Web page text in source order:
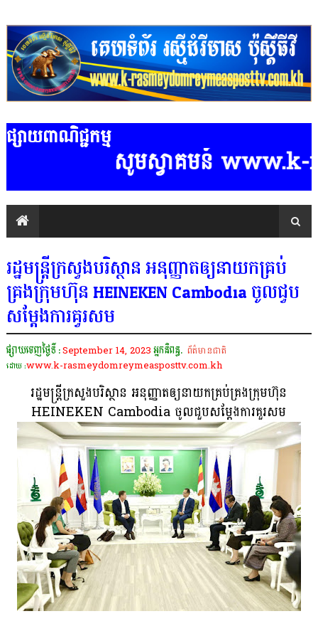
ផ្សាយពាណិជ្ជកម្ម
សូមស្វាគមន៍ www.k-
រដ្ឋមន្រ្តីក្រសួងបរិស្ថាន អនុញ្ញាតឲ្យនាយកគ្រប់
គ្រងក្រុមហ៊ុន HEINEKEN Cambodia ចូលជួប
សម្តែងការគួរសម
ផ្សាយចេញថ្ងៃទី :September 14, 2023 អ្នកនិពន្ធ. ព័ត៌មានជាតិ
ដោយ :www.k-rasmeydomreymeasposttv.com.kh
រដ្ឋមន្រ្តីក្រសួងបរិស្ថាន អនុញ្ញាតឲ្យនាយកគ្រប់គ្រងក្រុមហ៊ុន
HEINEKEN Cambodia ចូលជួបសម្តែងការគួរសម